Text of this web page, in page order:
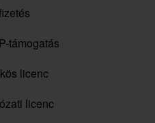
támogatás
licenc
licenc